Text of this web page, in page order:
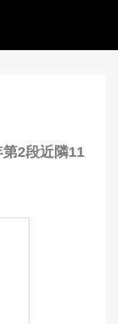
2段近隣11